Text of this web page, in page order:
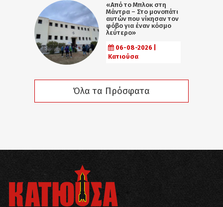
«Από το Μπλοκ στη
Μάντρα – Στο μονοπάτι
αυτών που νίκησαν τον
φόβο για έναν κόσμο
λεύτερο»
06-08-2026 |
Κατιούσα
Όλα τα Πρόσφατα